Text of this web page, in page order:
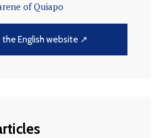
of Quiapo
the English website ↗